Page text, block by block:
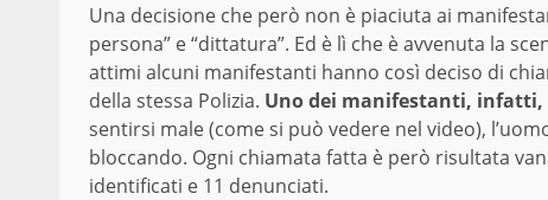
Una decisione che però non è piaciuta ai
persona” e “dittatura”. Ed è lì che è avvenuta la
attimi alcuni manifestanti hanno così deciso di
della stessa Polizia. Uno dei manifestanti, infatti,
sentirsi male (come si può vedere nel video),
bloccando. Ogni chiamata fatta è però risultata
identificati e 11 denunciati.